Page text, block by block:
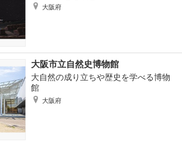
大阪府
大阪市立自然史博物館
大自然の成り立ちや歴史を学べる博物
館
大阪府